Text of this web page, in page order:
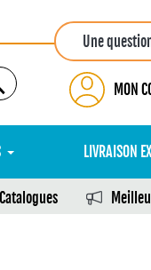
Une
MON
LIVRAISON
Catalogues